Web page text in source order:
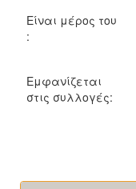
Είναι μέρος του
:
Εμφανίζεται
στις συλλογές: